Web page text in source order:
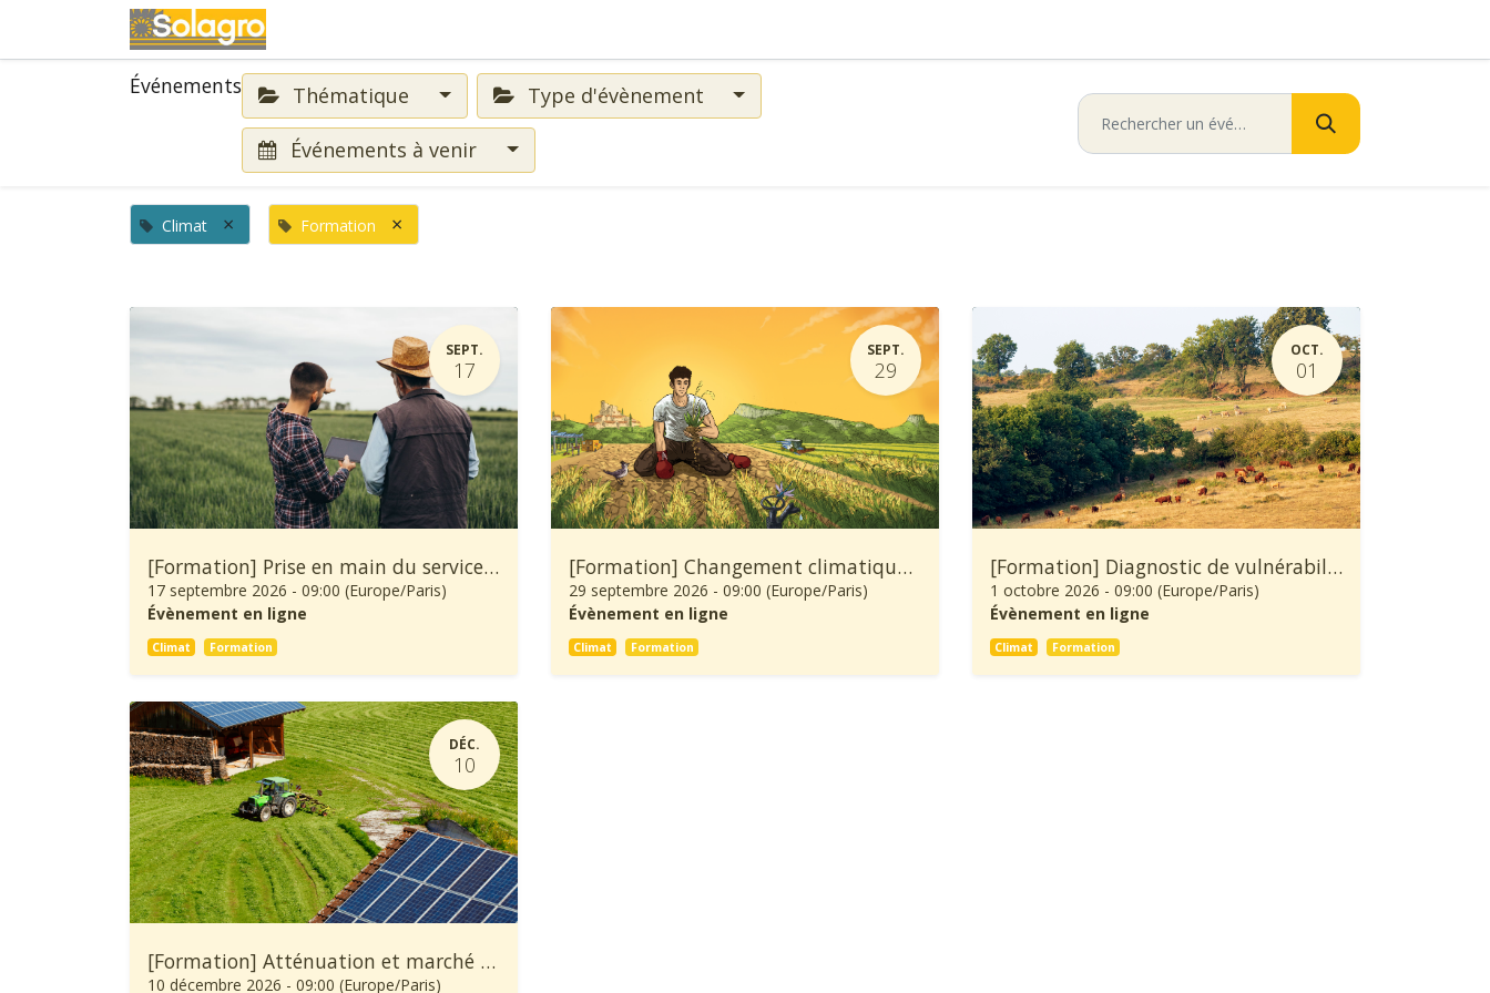
Événements Thématique Type d'évènement
Événements à venir
Climat × Formation ×
SEPT.
17
[Formation] Prise en main du service climatique Climadiag Agriculture et Forêt
17 septembre 2026 - 09:00 (Europe/Paris)
Évènement en ligne
Climat Formation
SEPT.
29
[Formation] Changement climatique: À quoi se préparer et comment s’adapter ?
29 septembre 2026 - 09:00 (Europe/Paris)
Évènement en ligne
Climat Formation
OCT.
01
[Formation] Diagnostic de vulnérabilité au changement climatique et démarche d’adaptation d’une exploitation agricole
1 octobre 2026 - 09:00 (Europe/Paris)
Évènement en ligne
Climat Formation
DÉC.
10
[Formation] Atténuation et marché carbone en agriculture
10 décembre 2026 - 09:00 (Europe/Paris)